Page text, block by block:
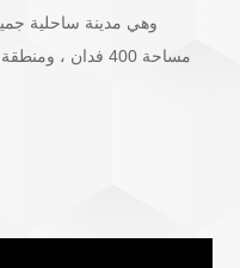
وهي مدينة ساحلية